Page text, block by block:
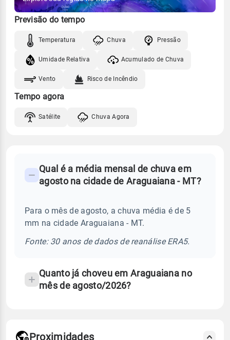
Previsão do tempo
Temperatura Chuva Pressão
Umidade Relativa Acumulado de Chuva
Vento Risco de Incêndio
Tempo agora
Satélite Chuva Agora
Perguntas
sobre
chuva
Qual é a média mensal de chuva em
agosto na cidade de Araguaiana - MT?
Para o mês de agosto, a chuva média é de 5
mm na cidade Araguaiana - MT.
Fonte: 30 anos de dados de reanálise ERA5.
Quanto já choveu em Araguaiana no
mês de agosto/2026?
Proximidades